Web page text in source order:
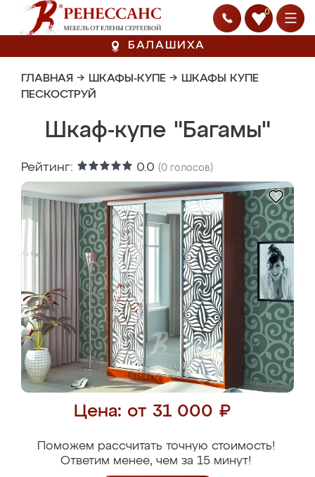
0
БАЛАШИХА
ГЛАВНАЯ → ШКАФЫ-КУПЕ → ШКАФЫ КУПЕ
ПЕСКОСТРУЙ
Шкаф-купе "Багамы"
Рейтинг: 0.0 (0 голосов)
Цена: от 31 000 ₽
Поможем рассчитать точную стоимость!
Ответим менее, чем за 15 минут!